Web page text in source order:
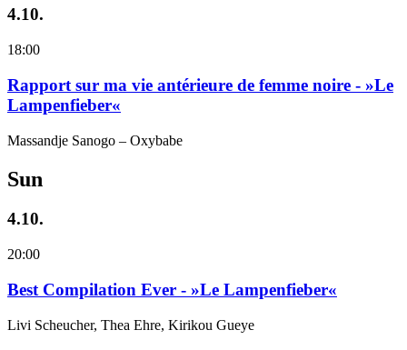
4.10.
18:00
Rapport sur ma vie antérieure de femme noire - »Le
Lampenfieber«
Massandje Sanogo – Oxybabe
Sun
4.10.
20:00
Best Compilation Ever - »Le Lampenfieber«
Livi Scheucher, Thea Ehre, Kirikou Gueye